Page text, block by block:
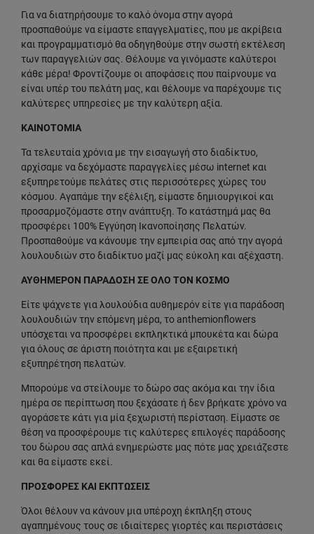
Για να διατηρήσουμε το καλό όνομα στην αγορά
προσπαθούμε να είμαστε επαγγελματίες, που με ακρίβεια
και προγραμματισμό θα οδηγηθούμε στην σωστή εκτέλεση
των παραγγελιών σας. Θέλουμε να γινόμαστε καλύτεροι
κάθε μέρα! Φροντίζουμε οι αποφάσεις που παίρνουμε να
είναι υπέρ του πελάτη μας, και θέλουμε να παρέχουμε τις
καλύτερες υπηρεσίες με την καλύτερη αξία.
ΚΑΙΝΟΤΟΜΙΑ
Τα τελευταία χρόνια με την εισαγωγή στο διαδίκτυο,
αρχίσαμε να δεχόμαστε παραγγελίες μέσω internet και
εξυπηρετούμε πελάτες στις περισσότερες χώρες του
κόσμου. Αγαπάμε την εξέλιξη, είμαστε δημιουργικοί και
προσαρμοζόμαστε στην ανάπτυξη. Το κατάστημά μας θα
προσφέρει 100% Εγγύηση Ικανοποίησης Πελατών.
Προσπαθούμε να κάνουμε την εμπειρία σας από την αγορά
λουλουδιών στο διαδίκτυο μαζί μας εύκολη και αξέχαστη.
ΑΥΘΗΜΕΡΟΝ ΠΑΡΑΔΟΣΗ ΣΕ ΟΛΟ ΤΟΝ ΚΟΣΜΟ
Είτε ψάχνετε για λουλούδια αυθημερόν είτε για παράδοση
λουλουδιών την επόμενη μέρα, το anthemionflowers
υπόσχεται να προσφέρει εκπληκτικά μπουκέτα και δώρα
για όλους σε άριστη ποιότητα και με εξαιρετική
εξυπηρέτηση πελατών.
Μπορούμε να στείλουμε το δώρο σας ακόμα και την ίδια
ημέρα σε περίπτωση που ξεχάσατε ή δεν βρήκατε χρόνο να
αγοράσετε κάτι για μία ξεχωριστή περίσταση. Είμαστε σε
θέση να προσφέρουμε τις καλύτερες επιλογές παράδοσης
του δώρου σας απλά ενημερώστε μας πότε μας χρειάζεστε
και θα είμαστε εκεί.
ΠΡΟΣΦΟΡΕΣ ΚΑΙ ΕΚΠΤΩΣΕΙΣ
Όλοι θέλουν να κάνουν μια υπέροχη έκπληξη στους
αγαπημένους τους σε ιδιαίτερες γιορτές και περιστάσεις